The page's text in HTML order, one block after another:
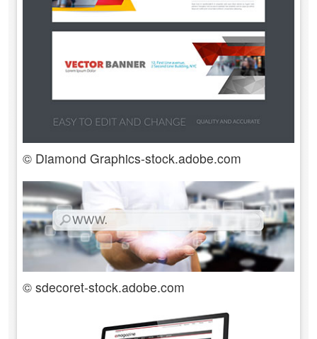
© Diamond Graphics-stock.adobe.com
© sdecoret-stock.adobe.com